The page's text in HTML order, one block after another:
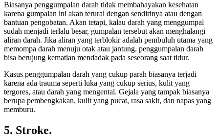
Biasanya penggumpalan darah tidak membahayakan kesehatan
karena gumpalan ini akan terurai dengan sendirinya atau dengan
bantuan pengobatan. Akan tetapi, kalau darah yang menggumpal
sudah menjadi terlalu besar, gumpalan tersebut akan menghalangi
aliran darah. Jika aliran yang terblokir adalah pembuluh utama yang
memompa darah menuju otak atau jantung, penggumpalan darah
bisa berujung kematian mendadak pada seseorang saat tidur.
Kasus penggumpalan darah yang cukup parah biasanya terjadi
karena ada trauma seperti luka yang cukup serius, kulit yang
tergores, atau darah yang mengental. Gejala yang tampak biasanya
berupa pembengkakan, kulit yang pucat, rasa sakit, dan napas yang
memburu.
5. Stroke.